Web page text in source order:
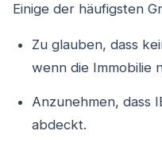
Einige der häufigsten
Zu glauben, dass
wenn die Immobilie
Anzunehmen, dass
abdeckt.